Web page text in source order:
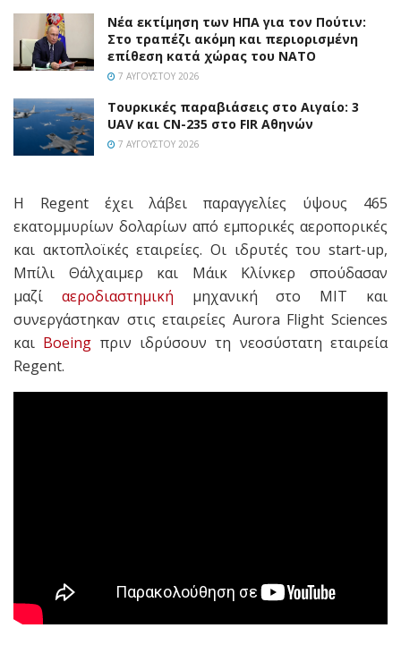
Νέα εκτίμηση των ΗΠΑ για τον Πούτιν:
Στο τραπέζι ακόμη και περιορισμένη
επίθεση κατά χώρας του ΝΑΤΟ
7 ΑΥΓΟΎΣΤΟΥ 2026
Τουρκικές παραβιάσεις στο Αιγαίο: 3
UAV και CN-235 στο FIR Αθηνών
7 ΑΥΓΟΎΣΤΟΥ 2026
Η Regent έχει λάβει παραγγελίες ύψους 465
εκατομμυρίων δολαρίων από εμπορικές αεροπορικές
και ακτοπλοϊκές εταιρείες. Οι ιδρυτές του start-up,
Μπίλι Θάλχαιμερ και Μάικ Κλίνκερ σπούδασαν
μαζί αεροδιαστημική μηχανική στο MIT και
συνεργάστηκαν στις εταιρείες Aurora Flight Sciences
και Boeing πριν ιδρύσουν τη νεοσύστατη εταιρεία
Regent.